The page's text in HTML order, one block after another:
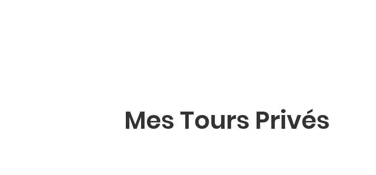
Mes Tours Privés